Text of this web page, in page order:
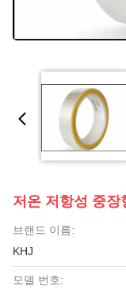
저온 저항성 중장
브랜드 이름:
KHJ
모델 번호: